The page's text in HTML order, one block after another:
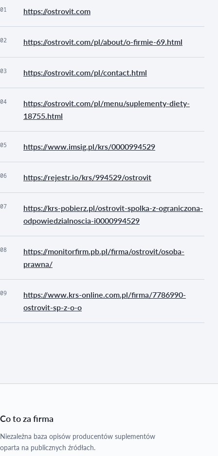
01 https://ostrovit.com
02 https://ostrovit.com/pl/about/o-firmie-69.html
03 https://ostrovit.com/pl/contact.html
04
https://ostrovit.com/pl/menu/suplementy-diety-
18755.html
05 https://www.imsig.pl/krs/0000994529
06 https://rejestr.io/krs/994529/ostrovit
07
https://krs-pobierz.pl/ostrovit-spolka-z-ograniczona-
odpowiedzialnoscia-i0000994529
08
https://monitorfirm.pb.pl/firma/ostrovit/osoba-
prawna/
09
https://www.krs-online.com.pl/firma/7786990-
ostrovit-sp-z-o-o
Co to za firma
Niezależna baza opisów producentów suplementów
oparta na publicznych źródłach.